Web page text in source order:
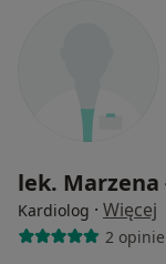
lek.
Kardiolog · Więcej
2 opinie